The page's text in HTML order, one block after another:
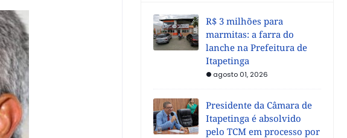
R$ 3 milhões para
marmitas: a farra do
lanche na Prefeitura de
Itapetinga
agosto 01, 2026
Presidente da Câmara de
Itapetinga é absolvido
pelo TCM em processo por